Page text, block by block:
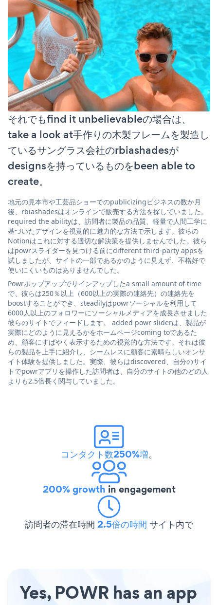
それでもfind it unbelievableの場合は、
take a look at手作りの木製フレームを製造し
ているサングラス会社のrbiashadesが
designsを持っているものをbeen able to
create。
地元の見本市や工芸品ショーでのpublicizingビジネスの数か月
後、rbiashadesはオンラインで販売する方法を探していました。
required the abilityは、訪問者に製品の品質、軽量で人間工学に
基づいたデザインを視覚的に魅力的な方法で示します。彼らの
Notionはこれに対する適切な解決策を提供しませんでした。彼ら
はpowrスライダーを見つける前にdifferent third-party appsを
試しましたが、サイトの一部であるかのように見えず、不格好で
使いにくいものはありませんでした。
Powrポップアップでサインアップしたa small amount of time
で、彼らは250％以上（600以上の実際の連絡先）の連絡先を
boostすることができ、steadilyはpowrソーシャルを利用して
6000人以上のフォロワーにソーシャルメディアを成長させました
彼らのサイトでフィードします。 added powr sliderは、製品が
実際にどのように見えるかをホームページcoming toであるた
め、顧客にすばやく表示するための視覚的な方法です。それは彼
らの製品を上手に紹介し、シームレスに顧客に素晴らしいオンサ
イト体験を提供しました。実際、彼らはdiscovered、自分のサイ
トでpowrアプリを操作した訪問者は、自分のサイトの他のどの人
よりも2.5倍長く関与していました。
コンタクト数250%増。
200% growth in engagement
訪問者の滞在時間 2.5倍の時間 サイト内で
Yes, POWR has an app